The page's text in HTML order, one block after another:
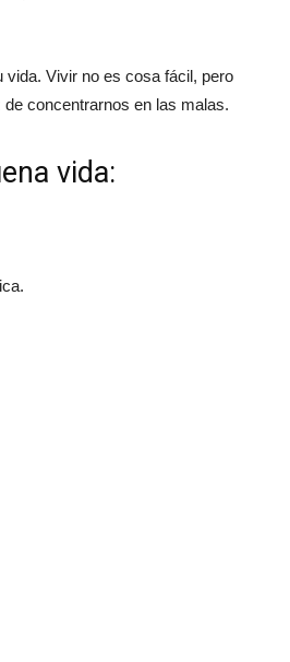
vida. Vivir no es cosa fácil, pero
concentrarnos en las malas.
vida: